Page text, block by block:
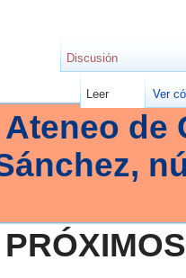
Ateneo de
Discusión
Leer Ver